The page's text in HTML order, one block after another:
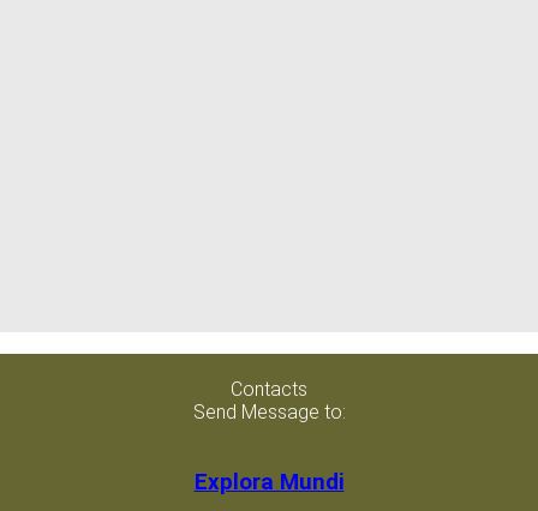
Contacts
Send Message to:
Explora Mundi